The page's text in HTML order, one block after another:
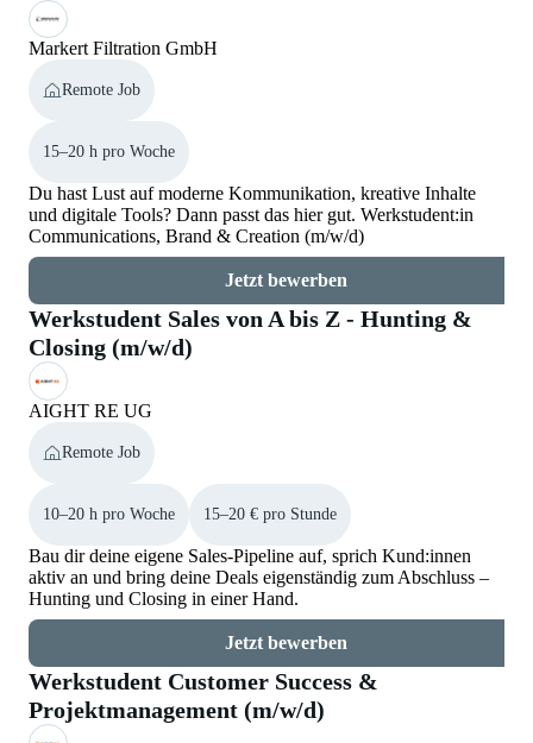
Markert Filtration GmbH
Remote Job
15–20 h pro Woche
Du hast Lust auf moderne Kommunikation, kreative Inhalte
und digitale Tools? Dann passt das hier gut. Werkstudent:in
Communications, Brand & Creation (m/w/d)
Jetzt bewerben
Werkstudent Sales von A bis Z - Hunting &
Closing (m/w/d)
AIGHT RE UG
Remote Job
10–20 h pro Woche 15–20 € pro Stunde
Bau dir deine eigene Sales-Pipeline auf, sprich Kund:innen
aktiv an und bring deine Deals eigenständig zum Abschluss –
Hunting und Closing in einer Hand.
Jetzt bewerben
Werkstudent Customer Success &
Projektmanagement (m/w/d)